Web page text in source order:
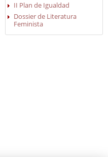
II Plan de Igualdad
Dossier de Literatura
Feminista